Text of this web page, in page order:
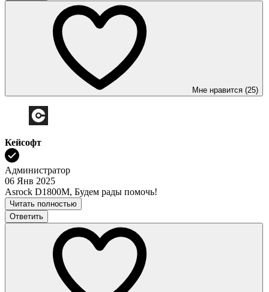
Мне нравится (25)
Кейсофт
Администратор
06 Янв 2025
Asrock D1800M, Будем рады помочь!
Читать полностью
Ответить